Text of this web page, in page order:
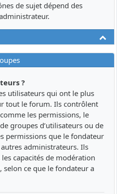
de sujet dépend des
?
utilisateurs qui ont le plus
tout le forum. Ils contrôlent
les permissions, le
groupes d’utilisateurs ou de
permissions que le fondateur
administrateurs. Ils
capacités de modération
selon ce que le fondateur a